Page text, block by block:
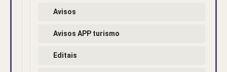
Avisos
Avisos APP turismo
Editais